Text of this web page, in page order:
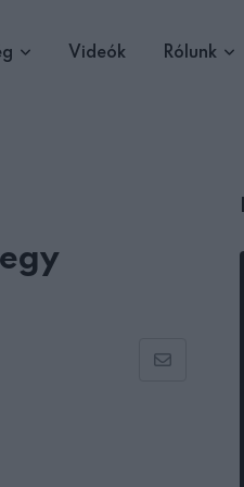
Videók Rólunk
Share